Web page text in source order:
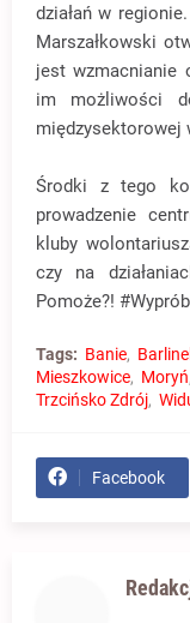
działań w
Marszałkowski
jest wzmacnianie
im możliwości
międzysektorowej
Środki z tego
prowadzenie
kluby
czy na
Pomoże?!
Tags: Banie
Mieszkowice
Moryń
Trzcińsko Zdrój
Facebook